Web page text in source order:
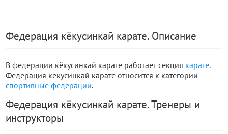
Федерация кёкусинкай карате. Описание
В федерации кёкусинкай карате работает секция карате.
Федерация кёкусинкай карате относится к категории
спортивные федерации.
Федерация кёкусинкай карате. Тренеры и
инструкторы